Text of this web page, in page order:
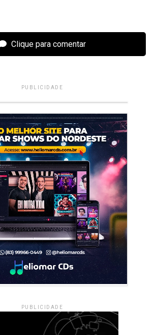
Clique para comentar
PUBLICIDADE
PUBLICIDADE